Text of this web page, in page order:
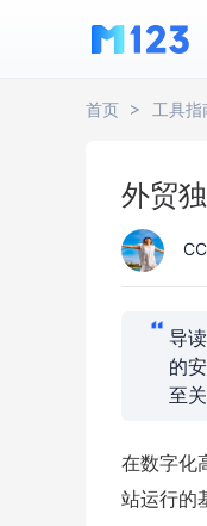
首页 工具指
外贸
导
的
至关
在数字化
站运行的